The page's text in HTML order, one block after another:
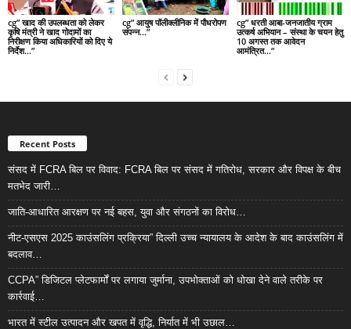
cg” खाद की उपलब्धता को लेकर
कृषि मंत्री ने खाद गोदामों का
निरीक्षण किया अधिकारियों को दिए ये
निर्देश…”
cg” आयुष पॉलीक्लीनिक में पौधरोपण
संपन्न…”
cg” धरती आबा-जनजातीय ग्राम
उत्कर्ष अभियान – संस्था के चयन हेतु
10 अगस्त तक आवेदन
आमंत्रित…”
Recent Posts
संसद में FCRA बिल पर विवाद: FCRA बिल पर संसद में गतिरोध, सरकार और विपक्ष के बीच
मतभेद जारी…
जाति-आधारित आरक्षण पर नई बहस, युवा और संगठनों का विरोध…
नीट-एसएस 2025 काउंसलिंग प्रक्रिया” दिल्ली उच्च न्यायालय के आदेश के बाद काउंसलिंग में
बदलाव…
CCPA” डिजिटल प्लेटफार्मों पर लगाया जुर्माना, उपभोक्ताओं को धोखा देने वाले तरीके पर
कार्रवाई…
भारत में स्टील उत्पादन और खपत में वृद्धि, निर्यात में भी उछाल…